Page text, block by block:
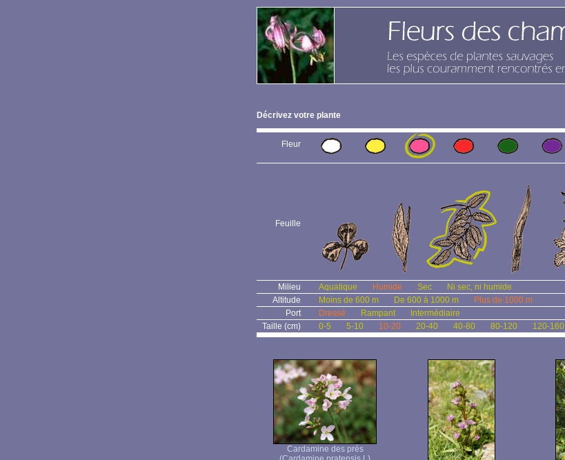
Décrivez votre plante
Fleur
Feuille
Milieu Aquatique Humide Sec
Ni sec, ni humide
Altitude
Moins de 600 m De 600 à 1000 m
Plus de 1000 m
Port
Dressé Rampant
Intermédiaire
Taille (cm)
0-5 5-10 10-20 20-40 40-80 80-120 120-160
Cardamine des prés